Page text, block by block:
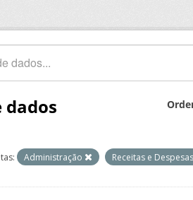
dados
Administração Receitas e